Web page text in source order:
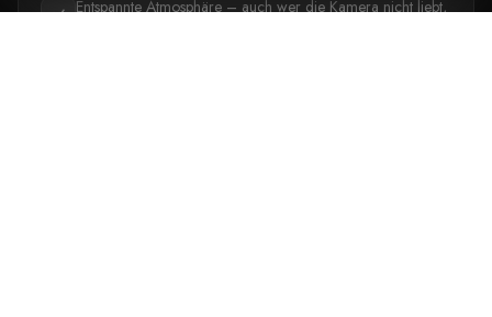
Entspannte Atmosphäre – auch wer die Kamera nicht liebt,